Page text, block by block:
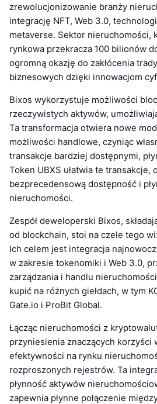
zrewolucjonizowanie branży
integrację NFT, Web 3.0,
metaverse. Sektor nieruchomości,
rynkowa przekracza 100 bilionów
ogromną okazję do zakłócenia
biznesowych dzięki innowacjom
Bixos wykorzystuje możliwości
rzeczywistych aktywów,
Ta transformacja otwiera nowe
możliwości handlowe, czyniąc
transakcje bardziej dostępnymi,
Token UBXS ułatwia te transakcje,
bezprecedensową dostępność i
nieruchomości.
Zespół deweloperski Bixos,
od blockchain, stoi na czele tego
Ich celem jest integracja
w zakresie tokenomiki i Web 3.0,
zarządzania i handlu
kupić na różnych giełdach, w tym
Gate.io i ProBit Global.
Łącząc nieruchomości z
przyniesienia znaczących korzyści
efektywności na rynku
rozproszonych rejestrów. Ta
płynność aktywów
zapewnia płynne połączenie